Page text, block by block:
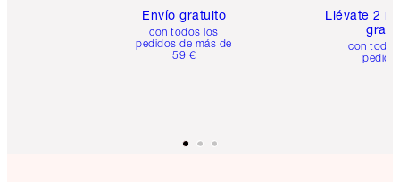
Envío gratuito
con todos los
pedidos de más de
59 €
Llévate 2
gratis
con